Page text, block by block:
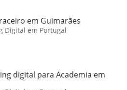
em Guimarães
Digital em Portugal
digital para Academia em